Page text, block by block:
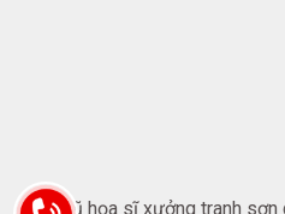
Đội ngũ họa sĩ xưởng tranh sơn